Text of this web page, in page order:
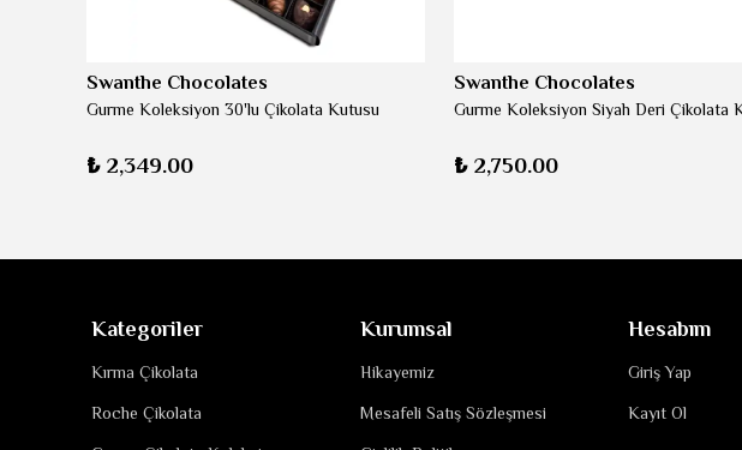
Swanthe Chocolates
Gurme Koleksiyon 30'lu Çikolata Kutusu
₺ 2,349.00
Swanthe Chocolates
Gurme Koleksiyon Siyah Deri Çikolata
₺ 2,750.00
Kategoriler
Kırma Çikolata
Roche Çikolata
Kurumsal
Hikayemiz
Mesafeli Satış Sözleşmesi
Hesabım
Giriş Yap
Kayıt Ol